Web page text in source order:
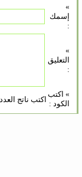
»
إسمك
:
»
التعليق
:
» اكتب
الكود : اكتب ناتج العدد 3 + 8